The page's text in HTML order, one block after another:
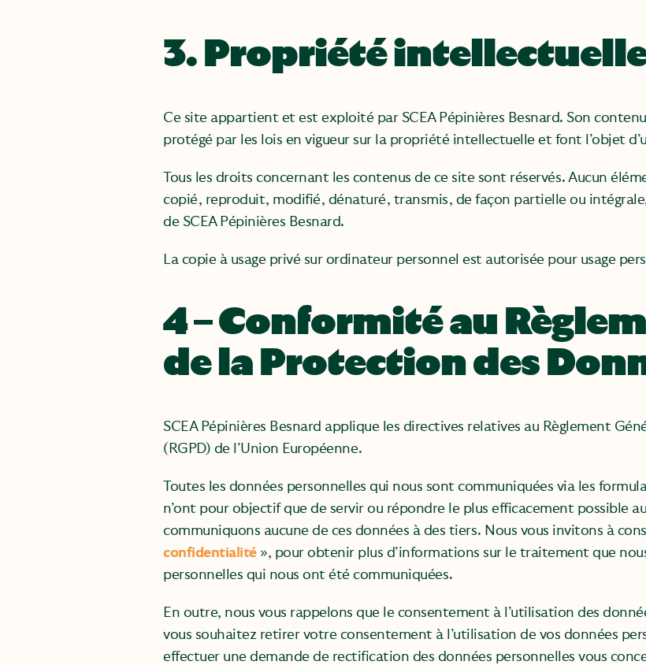
3. Propriété
Ce site appartient et est exploité par SCEA Pépinières Besnard. Son
protégé par les lois en vigueur sur la propriété intellectuelle et font l’objet
Tous les droits concernant les contenus de ce site sont réservés. Aucun
copié, reproduit, modifié, dénaturé, transmis, de façon partielle ou
de SCEA Pépinières Besnard.
La copie à usage privé sur ordinateur personnel est autorisée pour usage
4 – Conformité au
de la Protection des
SCEA Pépinières Besnard applique les directives relatives au Règlement
(RGPD) de l’Union Européenne.
Toutes les données personnelles qui nous sont communiquées via les
n’ont pour objectif que de servir ou répondre le plus efficacement possible
communiquons aucune de ces données à des tiers. Nous vous invitons à
confidentialité», pour obtenir plus d’informations sur le traitement que
personnelles qui nous ont été communiquées.
En outre, nous vous rappelons que le consentement à l’utilisation des
vous souhaitez retirer votre consentement à l’utilisation de vos données
effectuer une demande de rectification des données personnelles vous